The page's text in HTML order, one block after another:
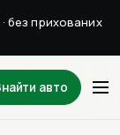
без прихованих
авто